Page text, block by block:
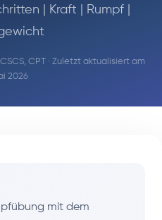
| Kraft | Rumpf |
CPT · Zuletzt aktualisiert am
2026
mit dem